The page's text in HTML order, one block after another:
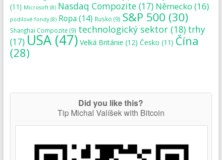
(11) Microsoft(8) Nasdaq Compozite(17) Německo (16)
podílové fondy(8) Ropa (14) Rusko (9) S&P 500 (30)
Shanghai Compozite (9) technologický sektor(18) trhy
(17)USA(47) Velká Británie (12) Česko (11) Čína
(28)
Did you like this?
Tip Michal Valíšek with Bitcoin